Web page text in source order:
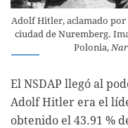
Adolf Hitler, aclamado
ciudad de Nuremberg.
Polonia,
El NSDAP llegó al
Adolf Hitler era el
obtenido el 43.91 %